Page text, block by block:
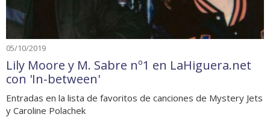
05/10/2019
Lily Moore y M. Sabre nº1 en LaHiguera.net
con 'In-between'
Entradas en la lista de favoritos de canciones de Mystery Jets
y Caroline Polachek